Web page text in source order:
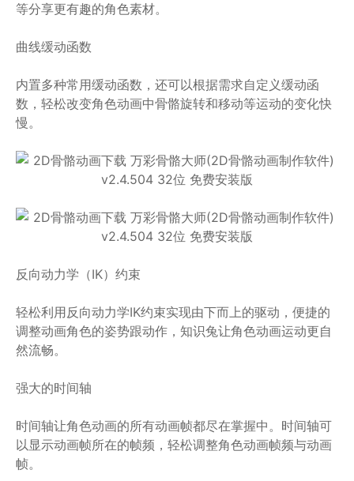
等分享更有趣的角色素材。
曲线缓动函数
内置多种常用缓动函数，还可以根据需求自定义缓动函
数，轻松改变角色动画中骨骼旋转和移动等运动的变化快
慢。
反向动力学（IK）约束
轻松利用反向动力学IK约束实现由下而上的驱动，便捷的
调整动画角色的姿势跟动作，知识兔让角色动画运动更自
然流畅。
强大的时间轴
时间轴让角色动画的所有动画帧都尽在掌握中。时间轴可
以显示动画帧所在的帧频，轻松调整角色动画帧频与动画
帧。